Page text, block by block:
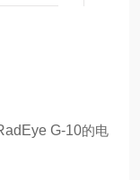
G-10的电